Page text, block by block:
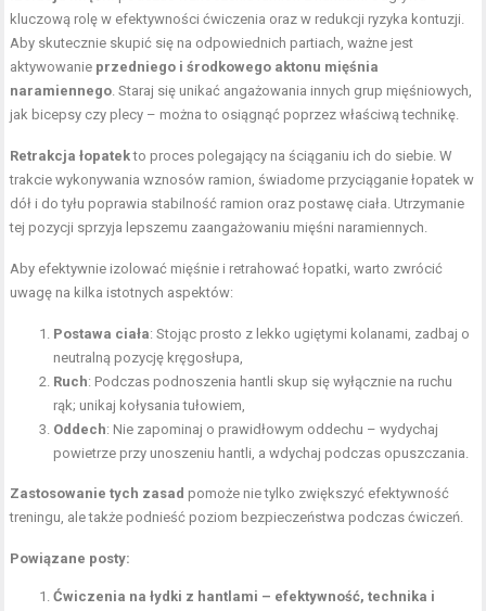
kluczową rolę w efektywności ćwiczenia oraz w redukcji ryzyka kontuzji.
Aby skutecznie skupić się na odpowiednich partiach, ważne jest
aktywowanie przedniego i środkowego aktonu mięśnia
naramiennego. Staraj się unikać angażowania innych grup mięśniowych,
jak bicepsy czy plecy – można to osiągnąć poprzez właściwą technikę.
Retrakcja łopatekto proces polegający na ściąganiu ich do siebie. W
trakcie wykonywania wznosów ramion, świadome przyciąganie łopatek w
dół i do tyłu poprawia stabilność ramion oraz postawę ciała. Utrzymanie
tej pozycji sprzyja lepszemu zaangażowaniu mięśni naramiennych.
Aby efektywnie izolować mięśnie i retrahować łopatki, warto zwrócić
uwagę na kilka istotnych aspektów:
Postawa ciała: Stojąc prosto z lekko ugiętymi kolanami, zadbaj o
neutralną pozycję kręgosłupa,
Ruch: Podczas podnoszenia hantli skup się wyłącznie na ruchu
rąk; unikaj kołysania tułowiem,
Oddech: Nie zapominaj o prawidłowym oddechu – wydychaj
powietrze przy unoszeniu hantli, a wdychaj podczas opuszczania.
Zastosowanie tych zasad pomoże nie tylko zwiększyć efektywność
treningu, ale także podnieść poziom bezpieczeństwa podczas ćwiczeń.
Powiązane posty:
Ćwiczenia na łydki z hantlami – efektywność, technika i